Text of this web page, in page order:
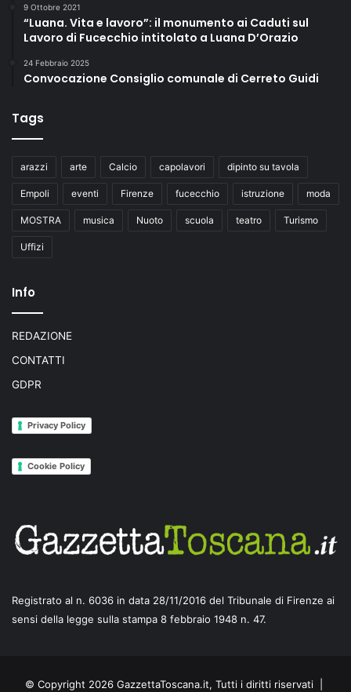
9 Ottobre 2021
“Luana. Vita e lavoro”: il monumento ai Caduti sul
Lavoro di Fucecchio intitolato a Luana D’Orazio
24 Febbraio 2025
Convocazione Consiglio comunale di Cerreto Guidi
Tags
arazzi arte Calcio capolavori dipinto su tavola
Empoli eventi Firenze fucecchio istruzione moda
MOSTRA musica Nuoto scuola teatro Turismo
Uffizi
Info
REDAZIONE
CONTATTI
GDPR
Privacy Policy
Cookie Policy
Registrato al n. 6036 in data 28/11/2016 del Tribunale di Firenze ai
sensi della legge sulla stampa 8 febbraio 1948 n. 47.
© Copyright 2026 GazzettaToscana.it, Tutti i diritti riservati |